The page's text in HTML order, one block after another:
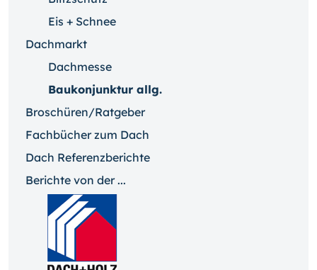
Eis + Schnee
Dachmarkt
Dachmesse
Baukonjunktur allg.
Broschüren/Ratgeber
Fachbücher zum Dach
Dach Referenzberichte
Berichte von der ...